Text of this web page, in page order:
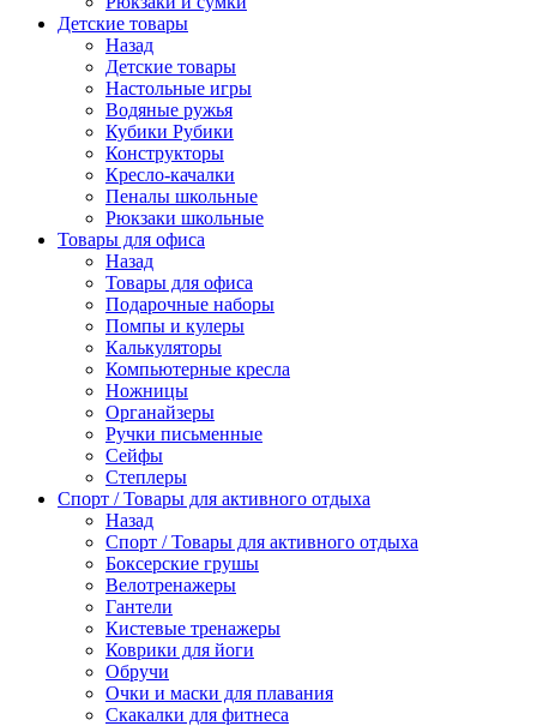
Детские товары
Назад
Детские товары
Настольные игры
Водяные ружья
Кубики Рубики
Конструкторы
Кресло-качалки
Пеналы школьные
Рюкзаки школьные
Товары для офиса
Назад
Товары для офиса
Подарочные наборы
Помпы и кулеры
Калькуляторы
Компьютерные кресла
Ножницы
Органайзеры
Ручки письменные
Сейфы
Степлеры
Спорт / Товары для активного отдыха
Назад
Спорт / Товары для активного отдыха
Боксерские грушы
Велотренажеры
Гантели
Кистевые тренажеры
Коврики для йоги
Обручи
Очки и маски для плавания
Скакалки для фитнеса